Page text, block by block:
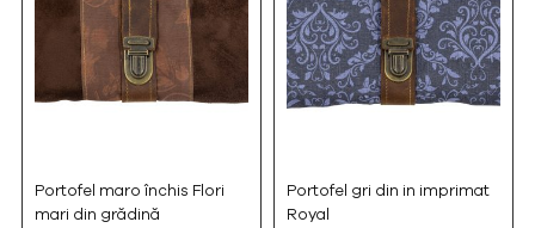
Portofel maro închis Flori
mari din grădină
Portofel gri din in imprimat
Royal